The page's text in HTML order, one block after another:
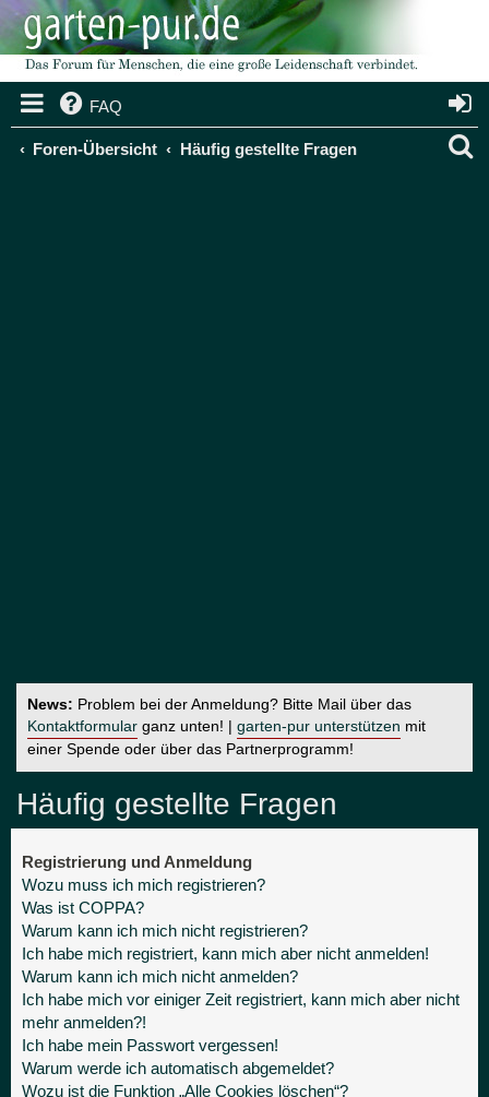
FAQ
Foren-Übersicht Häufig gestellte Fragen
News: Problem bei der Anmeldung? Bitte Mail über das
Kontaktformular ganz unten! | garten-pur unterstützen mit
einer Spende oder über das Partnerprogramm!
Häufig gestellte Fragen
Registrierung und Anmeldung
Wozu muss ich mich registrieren?
Was ist COPPA?
Warum kann ich mich nicht registrieren?
Ich habe mich registriert, kann mich aber nicht anmelden!
Warum kann ich mich nicht anmelden?
Ich habe mich vor einiger Zeit registriert, kann mich aber nicht
mehr anmelden?!
Ich habe mein Passwort vergessen!
Warum werde ich automatisch abgemeldet?
Wozu ist die Funktion „Alle Cookies löschen“?